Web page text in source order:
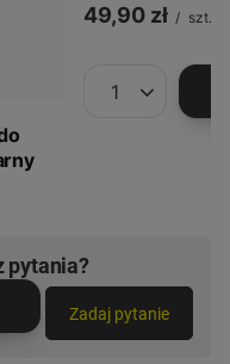
49,90 zł / szt.
Ilość
pytania?
Zadaj pytanie